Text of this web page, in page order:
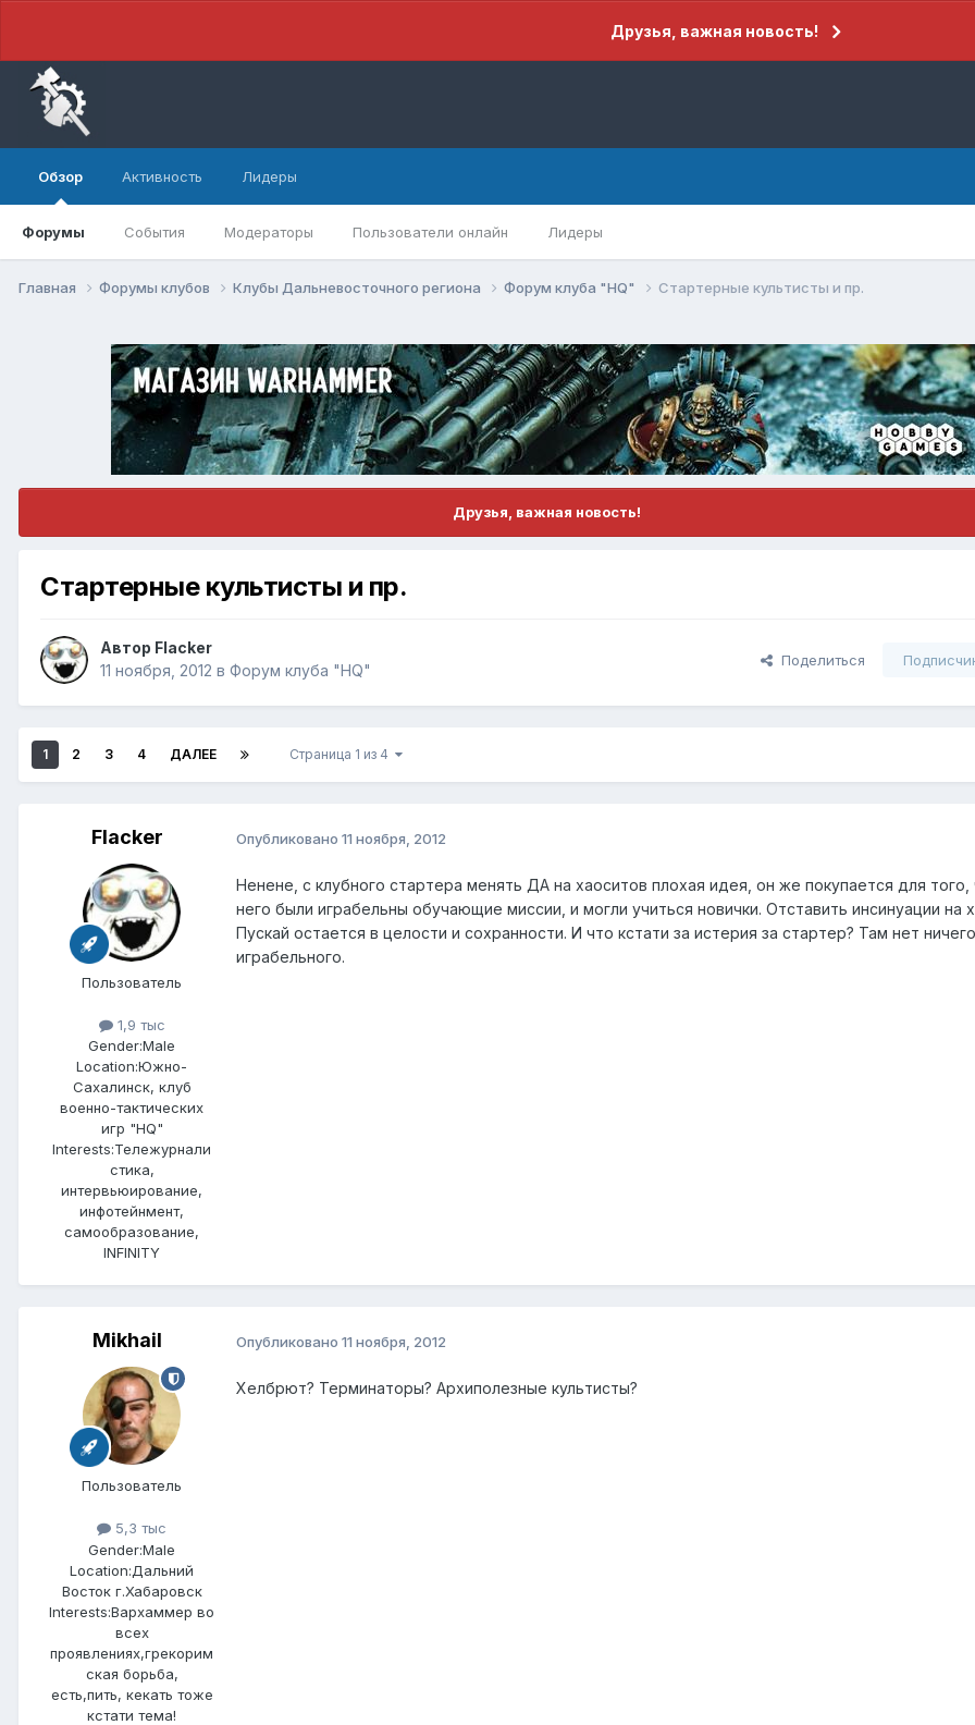
Друзья, важная новость!
Обзор
Форумы События Модераторы Пользователи онлайн Лидеры
Активность Лидеры
Главная Форумы клубов Клубы Дальневосточного региона Форум клуба "HQ" Стартерные культисты и пр.
Друзья, важная новость!
Стартерные культисты и пр.
Автор Flacker
11 ноября, 2012 в Форум клуба "HQ"
Поделиться
1 2 3 4 ДАЛЕЕ Страница 1 из 4
Flacker
Пользователь
1,9 тыс
Gender:Male
Location:Южно-
Сахалинск, клуб
военно-тактических
игр "HQ"
Interests:Тележурнали
стика,
интервьюирование,
инфотейнмент,
самообразование,
INFINITY
Опубликовано 11 ноября, 2012
Ненене, с клубного стартера менять ДА на хаоситов плохая идея, он же покупается для
него были играбельны обучающие миссии, и могли учиться новички. Отставить инсинуации на
Пускай остается в целости и сохранности. И что кстати за истерия за стартер? Там нет
играбельного.
Mikhail
Пользователь
5,3 тыс
Gender:Male
Location:Дальний
Восток г.Хабаровск
Interests:Вархаммер во
всех
проявлениях,грекорим
ская борьба,
есть,пить, кекать тоже
кстати тема!
Опубликовано 11 ноября, 2012
Хелбрют? Терминаторы? Архиполезные культисты?